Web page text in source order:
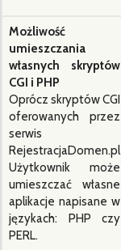
Możliwość
umieszczania
własnych skryptów
CGI i PHP
Oprócz skryptów CGI
oferowanych przez
serwis
RejestracjaDomen.pl
Użytkownik może
umieszczać własne
aplikacje napisane w
językach: PHP czy
PERL.